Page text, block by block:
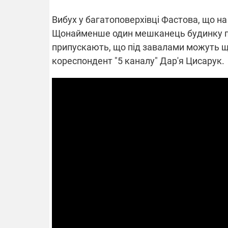
Вибух у багатоповерхівці Фастова, що
Щонайменше один мешканець будинку
припускають, що під завалами можуть
кореспондент "5 каналу" Дар'я Цисарук.